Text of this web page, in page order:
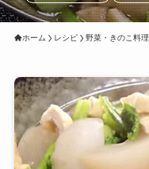
ホーム レシピ 野菜・きのこ料理